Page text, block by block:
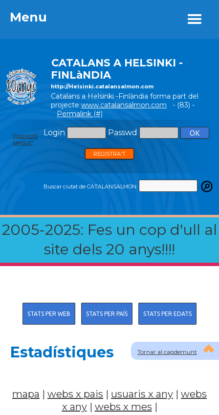
Menu
CATALANS A HELSINKI -
FINLàNDIA
http://Helsinki.catalansalmon.com
Catalans a Helsinki -Finlàndia forma part del
projecte www.catalansalmon.com - (83) -
Permalink (#)
Login Passwd
Password
perdut?
REGISTRA'T
Buscar ciutat de CATALANSALMON:
2005-2025: Fes un cop d'ull al
site dels 20 anys!!!!
Menu
Tornar al capdemunt
STATS PER WEB STATS PER PAÍS STATS PER EDATS
Estadístiques
mapa | webs x pais | usuaris x any | webs
x any| webs x mes |